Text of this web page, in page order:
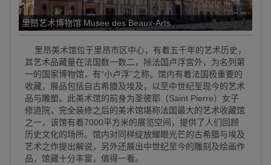
里昂艺术博物馆 Musee des Beaux-Arts
里昂美术馆位于里昂市区中心，有着五千年的艺术历史，
其艺术品藏量在法国数一数二，除法国卢浮宫外，为名列第
一的国家博物馆，有“小卢浮”之称。馆内有着法国极重要的
收藏，展品包括自古希腊及埃及，以至中世纪至现今的艺术
品与雕塑。此美术馆的前身为圣彼耶（Saint Pierre）女子
修道院，完全装修之后的美术馆堪称法国最大的艺术收藏馆
之一，该馆有着7000平方米的展览空间，提供了人们回顾
历史文化的场所。馆内对同样绽放耀眼光芒的古希腊与埃及
艺术之作提出解说，另外还展出中世纪至今的雕刻及绘画作
品，馆藏十分丰富，值得一看。